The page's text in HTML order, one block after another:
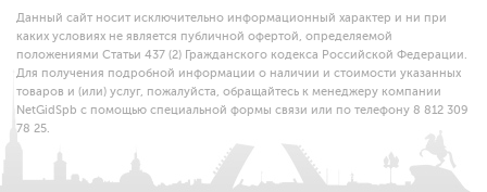
Данный сайт носит исключительно информационный характер и ни при
каких условиях не является публичной офертой, определяемой
положениями Статьи 437 (2) Гражданского кодекса Российской Федерации.
Для получения подробной информации о наличии и стоимости указанных
товаров и (или) услуг, пожалуйста, обращайтесь к менеджеру компании
NetGidSpb с помощью специальной формы связи или по телефону 8 812 309
78 25.